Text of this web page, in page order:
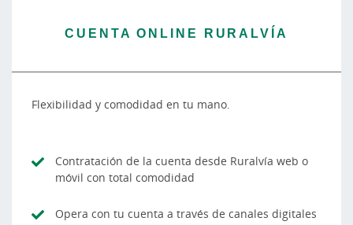
CUENTA ONLINE RURALVÍA
Flexibilidad y comodidad en tu mano.
Contratación de la cuenta desde Ruralvía web o
móvil con total comodidad
Opera con tu cuenta a través de canales digitales